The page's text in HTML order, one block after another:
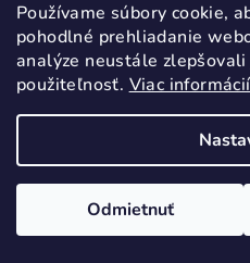
Používame súbory cookie,
pohodlné prehliadanie
analýze neustále
použiteľnosť. Viac informácií
Odmietnuť